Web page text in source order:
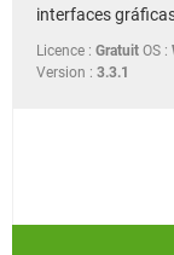
interfaces
Licence : Gratuit OS :
Version : 3.3.1